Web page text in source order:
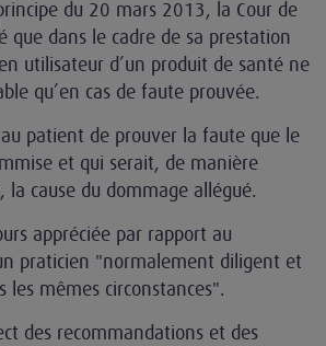
du 20 mars 2013, la Cour de
que dans le cadre de sa prestation
utilisateur d’un produit de santé ne
qu’en cas de faute prouvée.
patient de prouver la faute que le
et qui serait, de manière
la cause du dommage allégué.
appréciée par rapport au
praticien "normalement diligent et
les mêmes circonstances".
des recommandations et des